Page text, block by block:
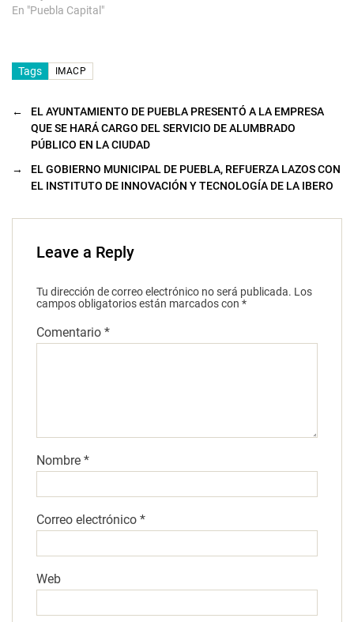
En "Puebla Capital"
Tags IMACP
←
EL AYUNTAMIENTO DE PUEBLA PRESENTÓ A LA EMPRESA
QUE SE HARÁ CARGO DEL SERVICIO DE ALUMBRADO
PÚBLICO EN LA CIUDAD
→
EL GOBIERNO MUNICIPAL DE PUEBLA, REFUERZA LAZOS CON
EL INSTITUTO DE INNOVACIÓN Y TECNOLOGÍA DE LA IBERO
Leave a Reply
Tu dirección de correo electrónico no será publicada. Los
campos obligatorios están marcados con *
Comentario *
Nombre *
Correo electrónico *
Web